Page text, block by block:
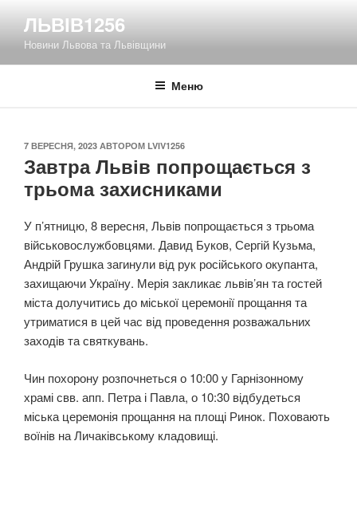
вмісту
ЛЬВІВ1256
Новини Львова та Львівщини
Меню
ОПУБЛІКОВАНО
7 ВЕРЕСНЯ, 2023 АВТОРОМ LVIV1256
Завтра Львів попрощається з
трьома захисниками
У п’ятницю, 8 вересня, Львів попрощається з трьома
військовослужбовцями. Давид Буков, Сергій Кузьма,
Андрій Грушка загинули від рук російського окупанта,
захищаючи Україну. Мерія закликає львів’ян та гостей
міста долучитись до міської церемонії прощання та
утриматися в цей час від проведення розважальних
заходів та святкувань.
Чин похорону розпочнеться о 10:00 у Гарнізонному
храмі свв. апп. Петра і Павла, о 10:30 відбудеться
міська церемонія прощання на площі Ринок. Поховають
воїнів на Личаківському кладовищі.